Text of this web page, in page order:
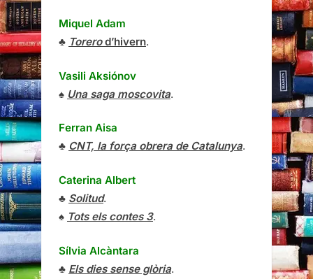
Miquel Adam
♣ Torerod’hivern.
Vasili Aksiónov
♠ Una saga moscovita.
Ferran Aisa
♣ CNT, la força obrera de Catalunya.
Caterina Albert
♣ Solitud.
♠ Tots els contes 3.
Sílvia Alcàntara
♣ Els dies sense glòria.